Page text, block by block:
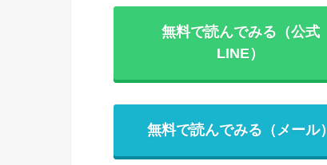
無料で読んでみる（公式
LINE）
無料で読んでみる（メール）